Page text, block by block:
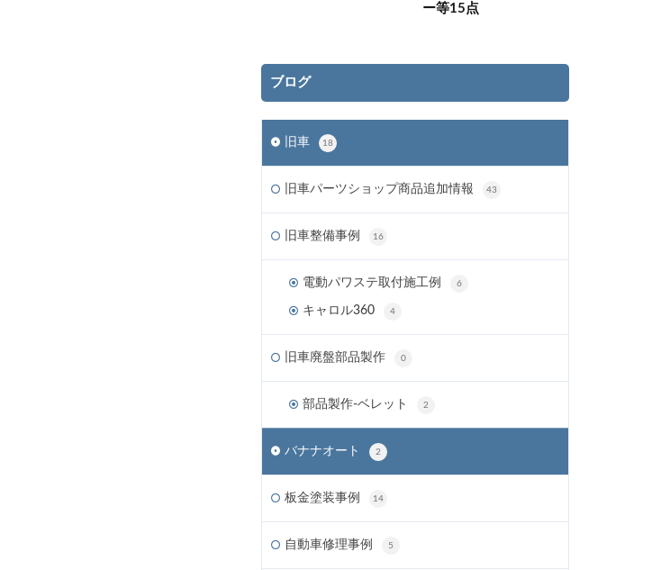
ー等15点
ブログ
旧車 18
旧車パーツショップ商品追加情報 43
旧車整備事例 16
電動パワステ取付施工例 6
キャロル360 4
旧車廃盤部品製作 0
部品製作-ベレット 2
バナナオート 2
板金塗装事例 14
自動車修理事例 5